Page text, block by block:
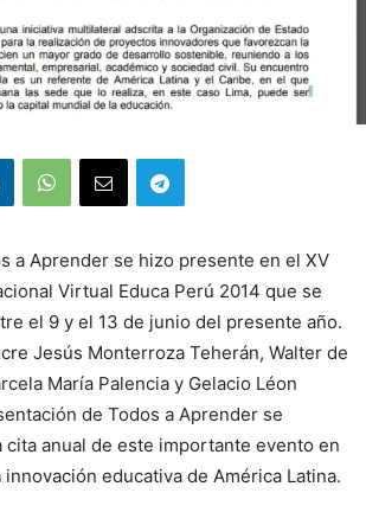
a Aprender se hizo presente en el XV
Virtual Educa Perú 2014 que se
el 9 y el 13 de junio del presente año.
Jesús Monterroza Teherán, Walter de
María Palencia y Gelacio Léon
de Todos a Aprender se
cita anual de este importante evento en
educativa de América Latina.